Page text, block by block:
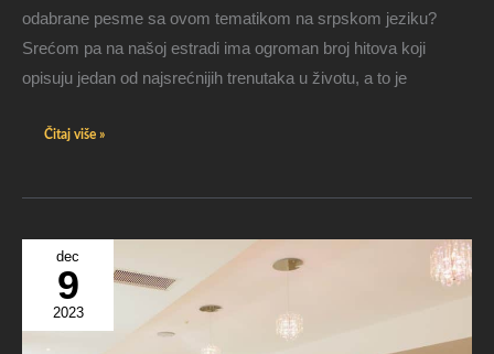
odabrane pesme sa ovom tematikom na srpskom jeziku?
Srećom pa na našoj estradi ima ogroman broj hitova koji
opisuju jedan od najsrećnijih trenutaka u životu, a to je
Čitaj više »
dec
9
2023